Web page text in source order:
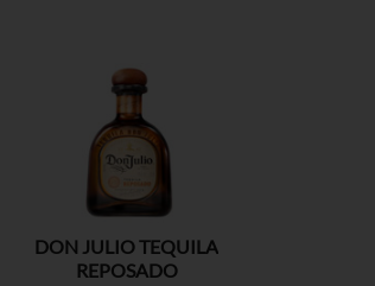
DON JULIO TEQUILA
REPOSADO